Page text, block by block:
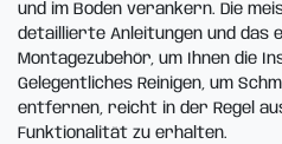
und im Boden verankern. Die
detaillierte Anleitungen und das
Montagezubehör, um Ihnen die
Gelegentliches Reinigen, um
entfernen, reicht in der Regel
Funktionalität zu erhalten.